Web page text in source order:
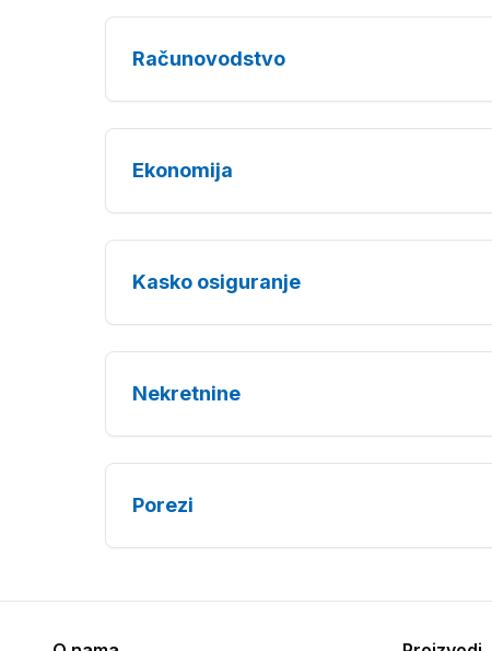
Računovodstvo
Ekonomija
Kasko osiguranje
Nekretnine
Porezi